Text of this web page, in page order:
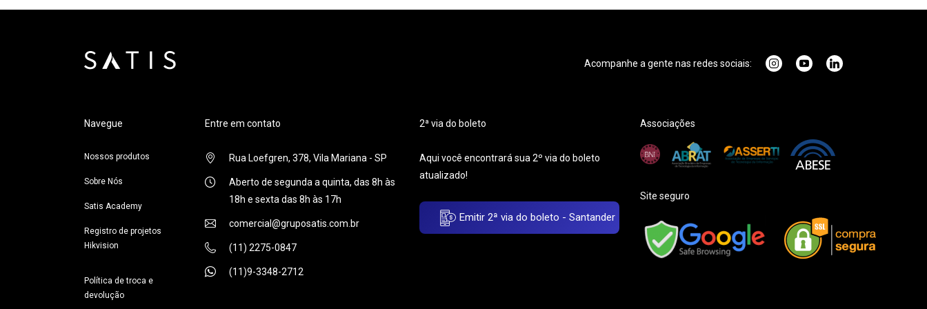
Acompanhe a gente nas redes sociais:
Navegue
Nossos produtos
Sobre Nós
Satis Academy
Registro de projetos
Hikvision
Política de troca e
devolução
Entre em contato
Rua Loefgren, 378, Vila Mariana - SP
Aberto de segunda a quinta, das 8h às
18h e sexta das 8h às 17h
comercial@gruposatis.com.br
(11) 2275-0847
(11)9-3348-2712
2ª via do boleto
Aqui você encontrará sua 2º via do boleto
atualizado!
Emitir 2ª via do boleto - Santander
Associações
Site seguro